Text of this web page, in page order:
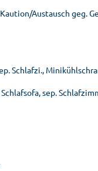
Austausch geg.
Schlafzi.,
sep.